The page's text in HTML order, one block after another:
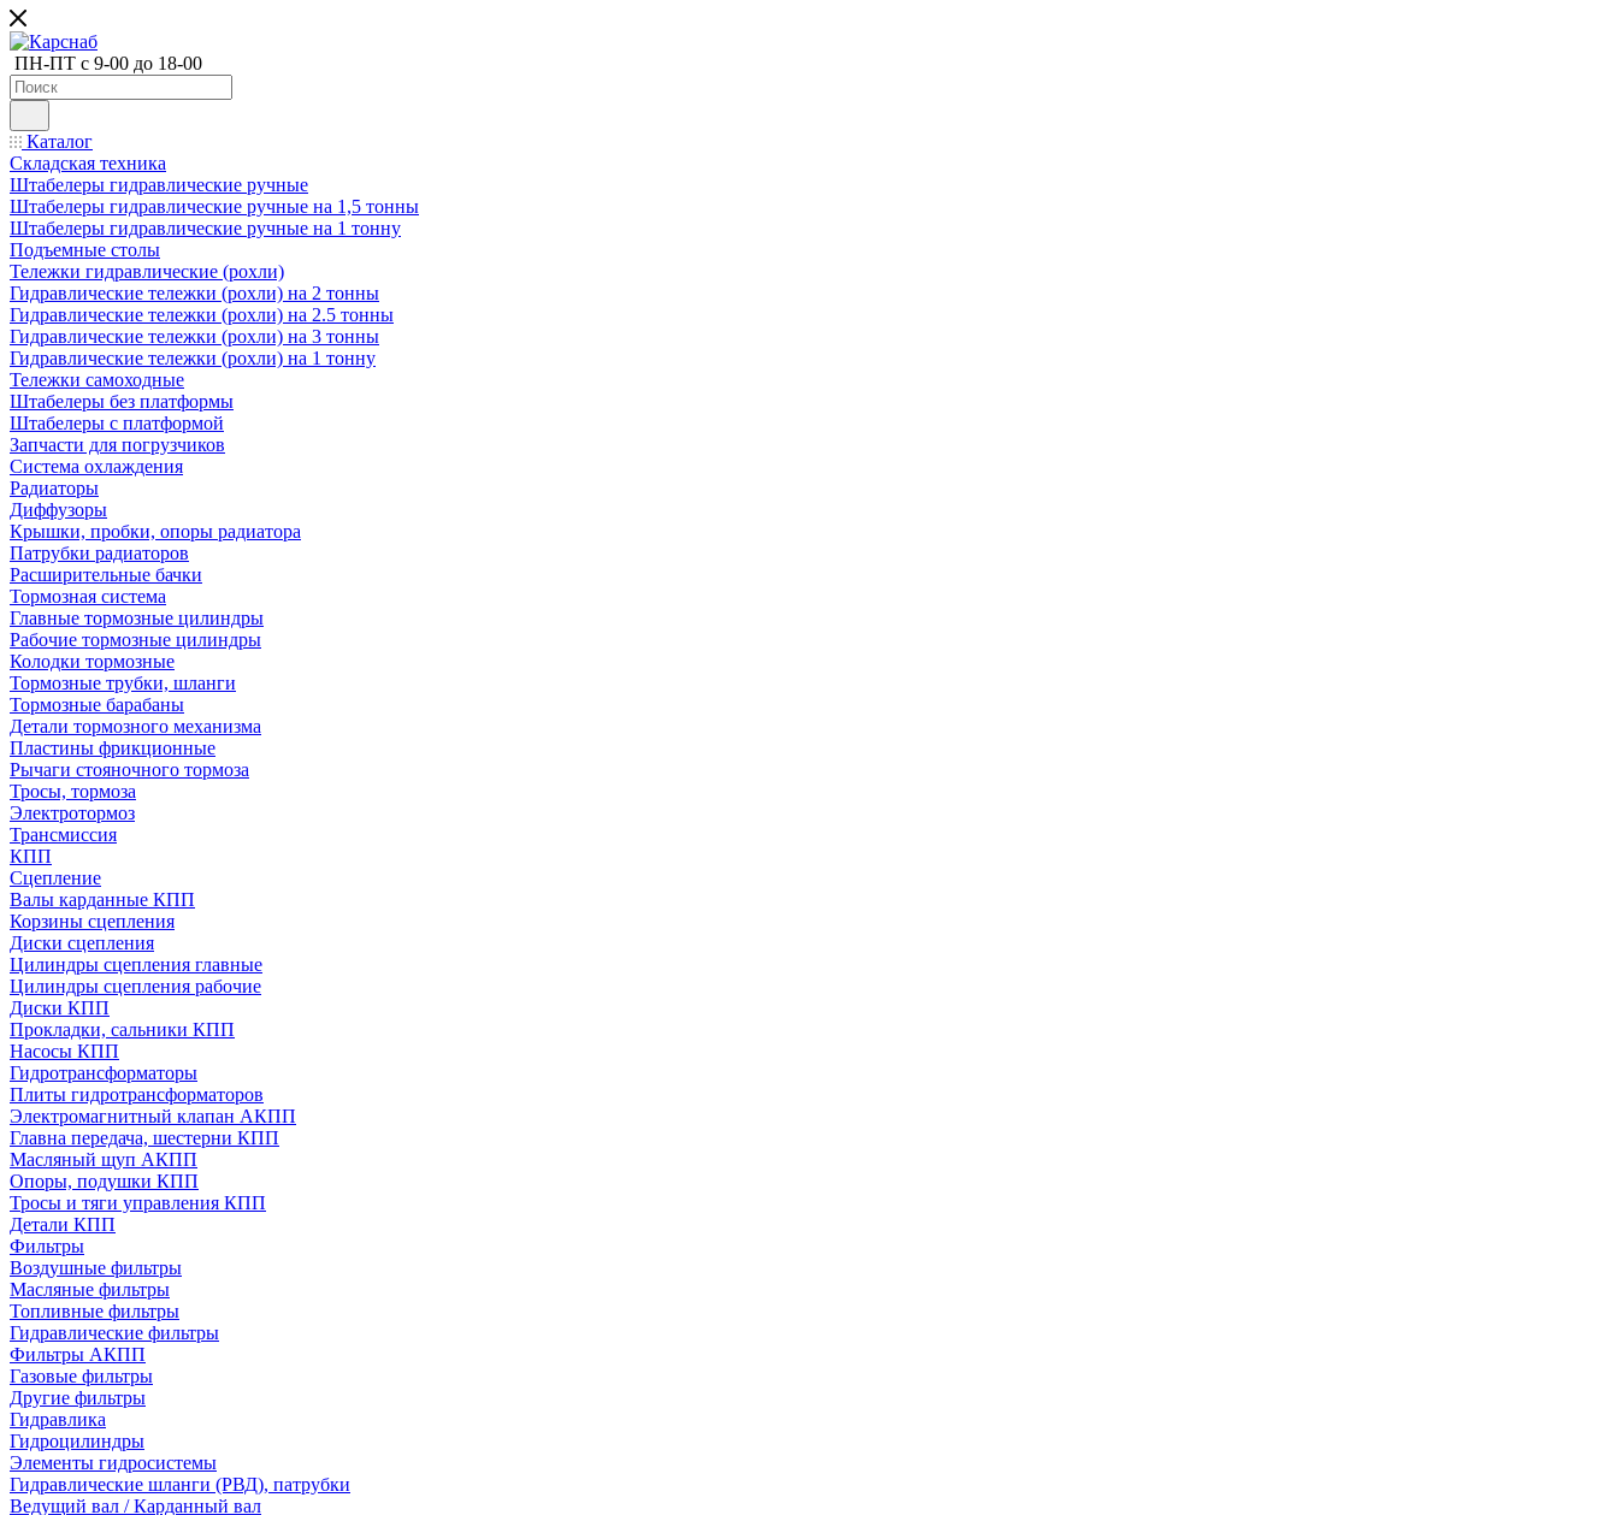
ПН-ПТ с 9-00 до 18-00
Каталог
Складская техника
Штабелеры гидравлические ручные
Штабелеры гидравлические ручные на 1,5 тонны
Штабелеры гидравлические ручные на 1 тонну
Подъемные столы
Тележки гидравлические (рохли)
Гидравлические тележки (рохли) на 2 тонны
Гидравлические тележки (рохли) на 2.5 тонны
Гидравлические тележки (рохли) на 3 тонны
Гидравлические тележки (рохли) на 1 тонну
Тележки самоходные
Штабелеры без платформы
Штабелеры с платформой
Запчасти для погрузчиков
Система охлаждения
Радиаторы
Диффузоры
Крышки, пробки, опоры радиатора
Патрубки радиаторов
Расширительные бачки
Тормозная система
Главные тормозные цилиндры
Рабочие тормозные цилиндры
Колодки тормозные
Тормозные трубки, шланги
Тормозные барабаны
Детали тормозного механизма
Пластины фрикционные
Рычаги стояночного тормоза
Тросы, тормоза
Электротормоз
Трансмиссия
КПП
Сцепление
Валы карданные КПП
Корзины сцепления
Диски сцепления
Цилиндры сцепления главные
Цилиндры сцепления рабочие
Диски КПП
Прокладки, сальники КПП
Насосы КПП
Гидротрансформаторы
Плиты гидротрансформаторов
Электромагнитный клапан АКПП
Главна передача, шестерни КПП
Масляный щуп АКПП
Опоры, подушки КПП
Тросы и тяги управления КПП
Детали КПП
Фильтры
Воздушные фильтры
Масляные фильтры
Топливные фильтры
Гидравлические фильтры
Фильтры АКПП
Газовые фильтры
Другие фильтры
Гидравлика
Гидроцилиндры
Элементы гидросистемы
Гидравлические шланги (РВД), патрубки
Ведущий вал / Карданный вал